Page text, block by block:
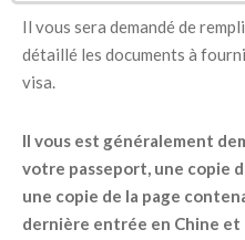
Il vous sera demandé de
détaillé les documents à
visa.
Il vous est généralement
votre passeport, une copie
une copie de la page
dernière entrée en Chine